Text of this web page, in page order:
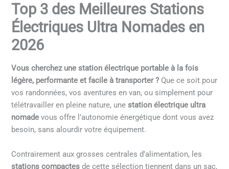
Top 3 des Meilleures Stations
Électriques Ultra Nomades en
2026
Vous cherchez une station électrique portable à la fois
légère, performante et facile à transporter ? Que ce soit pour
vos randonnées, vos aventures en van, ou simplement pour
télétravailler en pleine nature, unestation électrique ultra
nomade vous offre l’autonomie énergétique dont vous avez
besoin, sans alourdir votre équipement.
Contrairement aux grosses centrales d’alimentation, les
stations compactes de cette sélection tiennent dans un sac,